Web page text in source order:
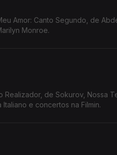
Amor: Canto Segundo, de
Monroe.
Realizador, de Sokurov, Nossa
e concertos na Filmin.